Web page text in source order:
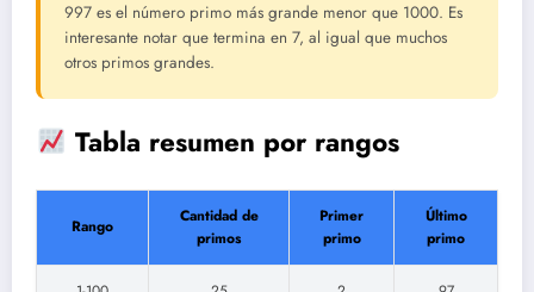
997 es el número primo más grande menor que 1000. Es
interesante notar que termina en 7, al igual que muchos
otros primos grandes.
Tabla resumen por rangos
Rango
Cantidad de
primos
Primer
primo
Último
primo